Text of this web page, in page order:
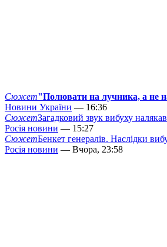
Сюжет"Полювати на лучника, а не
Новини України — 16:36
СюжетЗагадковий звук вибуху
Росія новини — 15:27
СюжетБенкет генералів. Наслідки
Росія новини — Вчора, 23:58